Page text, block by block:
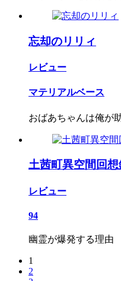
忘却のリリィ
レビュー
マテリアルベース
おばあちゃんは俺が
土茜町異空間回想
レビュー
94
幽霊が爆発する理由
1
2